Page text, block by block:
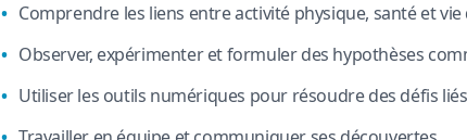
Comprendre les liens entre activité physique, santé et
Observer, expérimenter et formuler des hypothèses
Utiliser les outils numériques pour résoudre des défis